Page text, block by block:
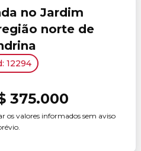
no Jardim
norte de
12294
375.000
os valores informados sem aviso